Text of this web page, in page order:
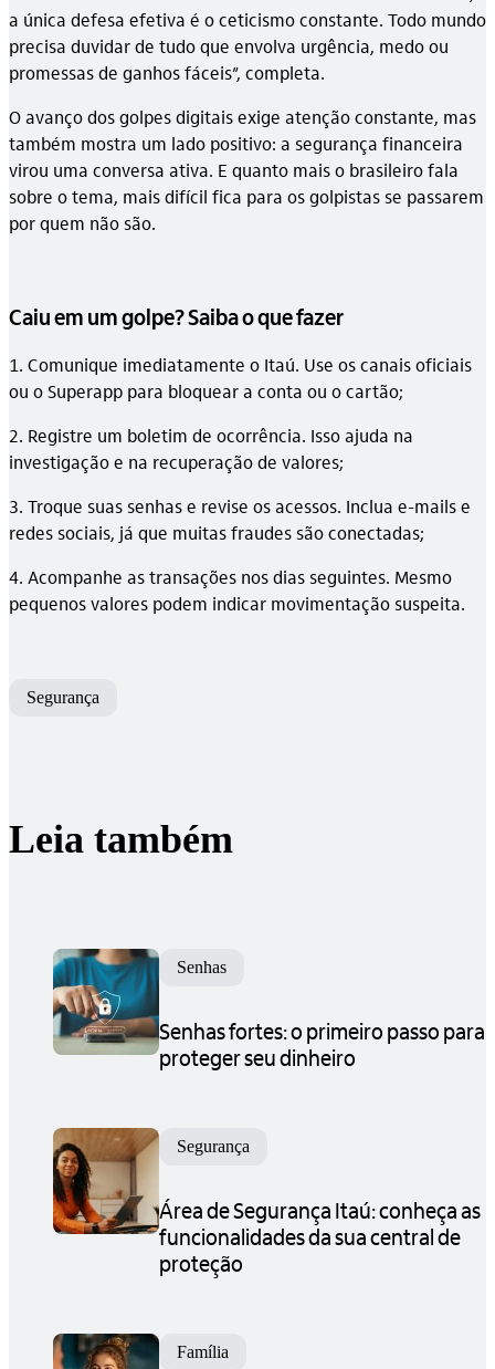
a única defesa efetiva é o ceticismo constante. Todo mundo
precisa duvidar de tudo que envolva urgência, medo ou
promessas de ganhos fáceis”, completa.
O avanço dos golpes digitais exige atenção constante, mas
também mostra um lado positivo: a segurança financeira
virou uma conversa ativa. E quanto mais o brasileiro fala
sobre o tema, mais difícil fica para os golpistas se passarem
por quem não são.
Caiu em um golpe? Saiba o que fazer
1. Comunique imediatamente o Itaú. Use os canais oficiais
ou o Superapp para bloquear a conta ou o cartão;
2. Registre um boletim de ocorrência. Isso ajuda na
investigação e na recuperação de valores;
3. Troque suas senhas e revise os acessos. Inclua e-mails e
redes sociais, já que muitas fraudes são conectadas;
4. Acompanhe as transações nos dias seguintes. Mesmo
pequenos valores podem indicar movimentação suspeita.
Segurança
Leia também
Senhas
Senhas fortes: o primeiro passo para
proteger seu dinheiro
Segurança
Área de Segurança Itaú: conheça as
funcionalidades da sua central de
proteção
Família